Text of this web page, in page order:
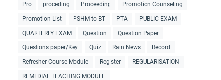
Pro proceding Proceeding Promotion Counseling
Promotion List PSHM to BT PTA PUBLIC EXAM
QUARTERLY EXAM Question Question Paper
Questions paper/Key Quiz Rain News Record
Refresher Course Module Register REGULARISATION
REMEDIAL TEACHING MODULE